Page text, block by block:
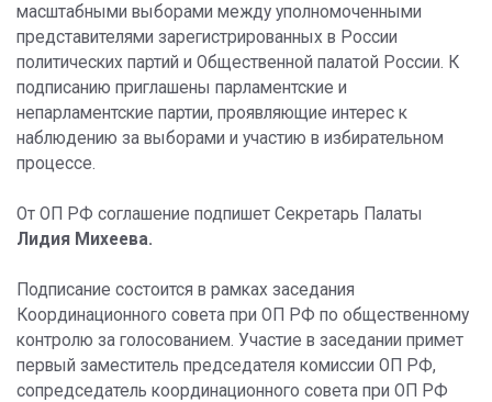
масштабными выборами между уполномоченными
представителями зарегистрированных в России
политических партий и Общественной палатой России. К
подписанию приглашены парламентские и
непарламентские партии, проявляющие интерес к
наблюдению за выборами и участию в избирательном
процессе.
От ОП РФ соглашение подпишет Секретарь Палаты
Лидия Михеева.
Подписание состоится в рамках заседания
Координационного совета при ОП РФ по общественному
контролю за голосованием. Участие в заседании примет
первый заместитель председателя комиссии ОП РФ,
сопредседатель координационного совета при ОП РФ